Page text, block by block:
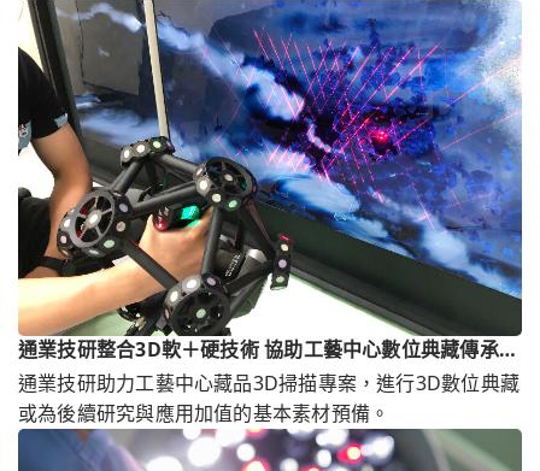
通業技研整合3D軟＋硬技術 協助工藝中心數位典藏傳承文
物之美
通業技研助力工藝中心藏品3D掃描專案，進行3D數位典藏
或為後續研究與應用加值的基本素材預備。